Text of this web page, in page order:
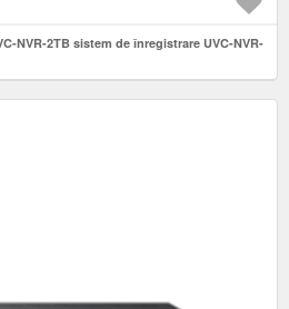
NVR-2TB sistem de înregistrare UVC-NVR-